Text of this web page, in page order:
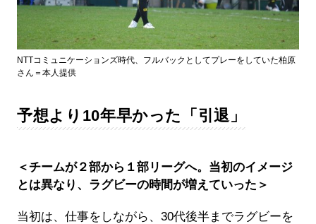
NTTコミュニケーションズ時代、フルバックとしてプレーをしていた柏原
さん＝本人提供
予想より10年早かった「引退」
＜チームが２部から１部リーグへ。当初のイメージ
とは異なり、ラグビーの時間が増えていった＞
当初は、仕事をしながら、30代後半までラグビーを